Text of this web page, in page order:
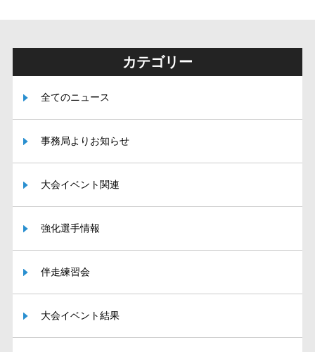
カテゴリー
全てのニュース
事務局よりお知らせ
大会イベント関連
強化選手情報
伴走練習会
大会イベント結果